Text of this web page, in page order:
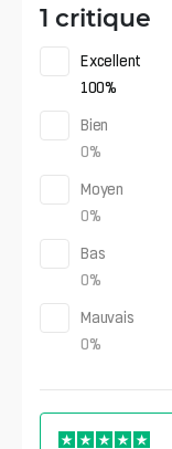
1 critique
Excellent
100%
Bien
0%
Moyen
0%
Bas
0%
Mauvais
0%